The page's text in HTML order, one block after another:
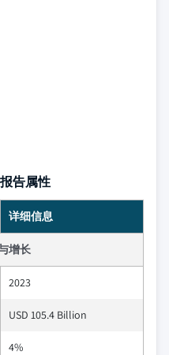
告属性
详细信息
增长
2023
USD 105.4 Billion
4%